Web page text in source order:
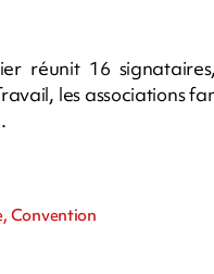
réunit 16
les associations
Convention